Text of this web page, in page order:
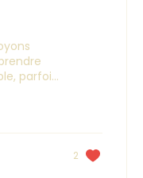
parfois
2